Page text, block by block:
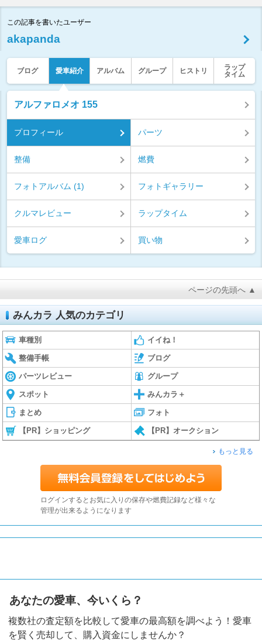
この記事を書いたユーザー
akapanda
ブログ 愛車紹介 アルバム グループ ヒストリ
ラップ
タイム
アルファロメオ 155
プロフィール パーツ
整備 燃費
フォトアルバム (1) フォトギャラリー
クルマレビュー ラップタイム
愛車ログ 買い物
ページの先頭へ ▲
みんカラ 人気のカテゴリ
車種別 イイね！
整備手帳 ブログ
パーツレビュー グループ
スポット みんカラ＋
まとめ フォト
【PR】ショッピング 【PR】オークション
もっと見る
ログインするとお気に入りの保存や燃費記録など様々な
管理が出来るようになります
あなたの愛車、今いくら？
複数社の査定額を比較して愛車の最高額を調べよう！愛車
を賢く売却して、購入資金にしませんか？